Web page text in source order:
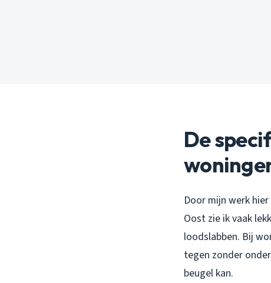
De
Door mijn werk
Oost zie ik vaak
loodslabben. Bij
tegen zonder
beugel kan.